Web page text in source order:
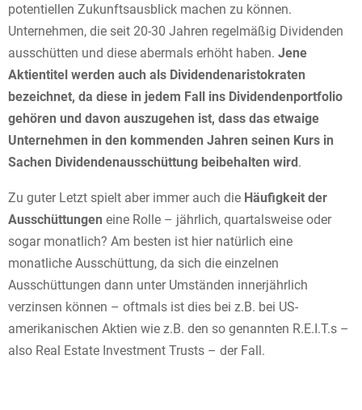
potentiellen Zukunftsausblick machen zu können.
Unternehmen, die seit 20-30 Jahren regelmäßig Dividenden
ausschütten und diese abermals erhöht haben. Jene
Aktientitel werden auch als Dividendenaristokraten
bezeichnet, da diese in jedem Fall ins Dividendenportfolio
gehören und davon auszugehen ist, dass das etwaige
Unternehmen in den kommenden Jahren seinen Kurs in
Sachen Dividendenausschüttung beibehalten wird.
Zu guter Letzt spielt aber immer auch die Häufigkeit der
Ausschüttungen eine Rolle – jährlich, quartalsweise oder
sogar monatlich? Am besten ist hier natürlich eine
monatliche Ausschüttung, da sich die einzelnen
Ausschüttungen dann unter Umständen innerjährlich
verzinsen können – oftmals ist dies bei z.B. bei US-
amerikanischen Aktien wie z.B. den so genannten R.E.I.T.s –
also Real Estate Investment Trusts – der Fall.